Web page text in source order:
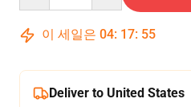
이 세일은 04: 17: 54
Deliver to United States